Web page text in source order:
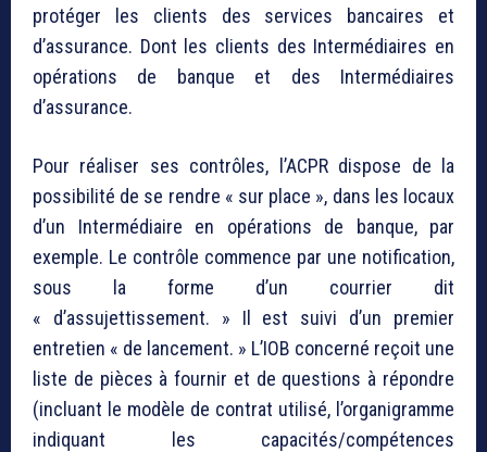
protéger les clients des services bancaires et
d’assurance. Dont les clients des Intermédiaires en
opérations de banque et des Intermédiaires
d’assurance.
Pour réaliser ses contrôles, l’ACPR dispose de la
possibilité de se rendre « sur place », dans les locaux
d’un Intermédiaire en opérations de banque, par
exemple. Le contrôle commence par une notification,
sous la forme d’un courrier dit
« d’assujettissement. » Il est suivi d’un premier
entretien « de lancement. » L’IOB concerné reçoit une
liste de pièces à fournir et de questions à répondre
(incluant le modèle de contrat utilisé, l’organigramme
indiquant les capacités/compétences